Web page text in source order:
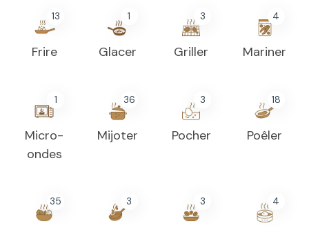
13
Frire
1
Glacer
3
Griller
4
Mariner
1
Micro-
ondes
36
Mijoter
3
Pocher
18
Poêler
35 3 3 4